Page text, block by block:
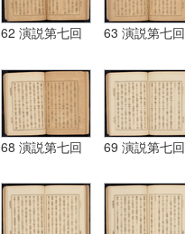
62 演説第七回 63 演説第七回
68 演説第七回 69 演説第七回